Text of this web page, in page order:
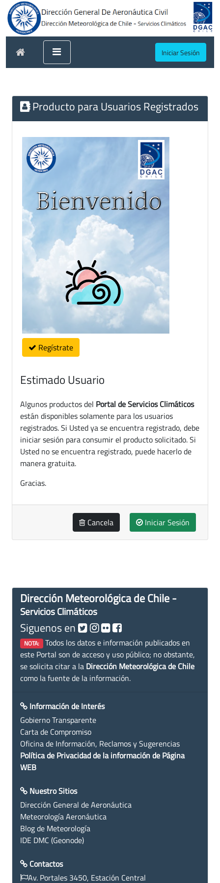
Iniciar Sesión
Producto para Usuarios Registrados
Regístrate
Estimado Usuario
Algunos productos del Portal de Servicios Climáticos
están disponibles solamente para los usuarios
registrados. Si Usted ya se encuentra registrado, debe
iniciar sesión para consumir el producto solicitado. Si
Usted no se encuentra registrado, puede hacerlo de
manera gratuita.
Gracias.
Cancela Iniciar Sesión
Dirección Meteorológica de Chile -
Servicios Climáticos
Siguenos en
NOTA: Todos los datos e información publicados en
este Portal son de acceso y uso público; no obstante,
se solicita citar a la Dirección Meteorológica de Chile
como la fuente de la información.
Información de Interés
Gobierno Transparente
Carta de Compromiso
Oficina de Información, Reclamos y Sugerencias
Política de Privacidad de la información de Página
WEB
Nuestro Sitios
Dirección General de Aeronáutica
Meteorología Aeronáutica
Blog de Meteorología
IDE DMC (Geonode)
Contactos
Av. Portales 3450, Estación Central